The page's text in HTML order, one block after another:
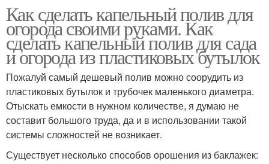
бутылок
Как сделать капельный полив для
огорода своими руками. Как
сделать капельный полив для сада
и огорода из пластиковых бутылок
Пожалуй самый дешевый полив можно соорудить из
пластиковых бутылок и трубочек маленького диаметра.
Отыскать емкости в нужном количестве, я думаю не
составит большого труда, да и в использовании такой
системы сложностей не возникает.
Существует несколько способов орошения из баклажек: